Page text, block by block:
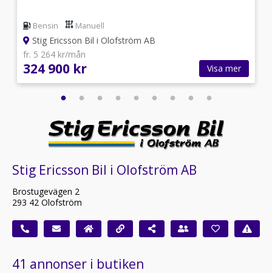
Bensin Manuell
Stig Ericsson Bil i Olofström AB
fr. 5 264 kr/mån
324 900 kr Visa mer
Stig Ericsson Bil i Olofström AB
Brostugevägen 2
293 42 Olofström
41 annonser i butiken